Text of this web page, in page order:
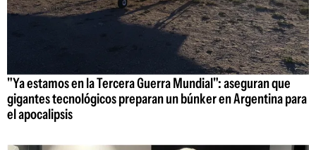
"Ya estamos en la Tercera Guerra Mundial": aseguran que
gigantes tecnológicos preparan un búnker en Argentina para
el apocalipsis